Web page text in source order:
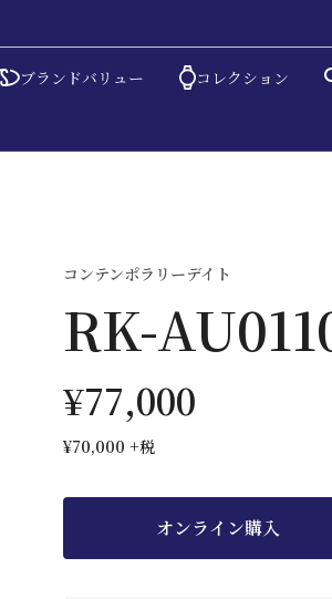
ブランドバリュー コレクション
コンテンポラリーデイト
RK-
¥77,000
¥70,000 +税
オンライン購入